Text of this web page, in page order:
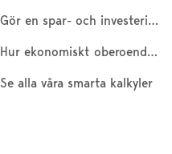
Gör en spar- och investeringskalkyl
Hur ekonomiskt oberoende är du?
Se alla våra smarta kalkyler